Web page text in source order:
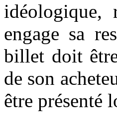
idéologique,
engage sa
billet doit
de son
être présenté